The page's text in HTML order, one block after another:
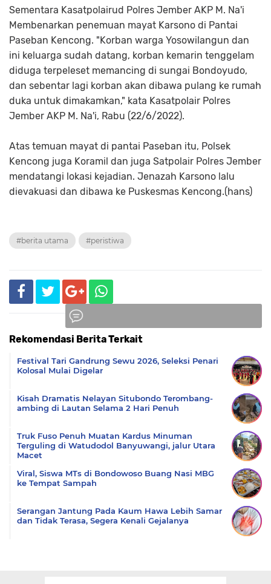
Sementara Kasatpolairud Polres Jember AKP M. Na'i
Membenarkan penemuan mayat Karsono di Pantai
Paseban Kencong. "Korban warga Yosowilangun dan
ini keluarga sudah datang, korban kemarin tenggelam
diduga terpeleset memancing di sungai Bondoyudo,
dan sebentar lagi korban akan dibawa pulang ke rumah
duka untuk dimakamkan," kata Kasatpolair Polres
Jember AKP M. Na'i, Rabu (22/6/2022).
Atas temuan mayat di pantai Paseban itu, Polsek
Kencong juga Koramil dan juga Satpolair Polres Jember
mendatangi lokasi kejadian. Jenazah Karsono lalu
dievakuasi dan dibawa ke Puskesmas Kencong.(hans)
#berita utama #peristiwa
Rekomendasi Berita Terkait
Festival Tari Gandrung Sewu 2026, Seleksi Penari
Kolosal Mulai Digelar
Kisah Dramatis Nelayan Situbondo Terombang-
ambing di Lautan Selama 2 Hari Penuh
Truk Fuso Penuh Muatan Kardus Minuman
Terguling di Watudodol Banyuwangi, jalur Utara
Macet
Viral, Siswa MTs di Bondowoso Buang Nasi MBG
ke Tempat Sampah
Serangan Jantung Pada Kaum Hawa Lebih Samar
dan Tidak Terasa, Segera Kenali Gejalanya